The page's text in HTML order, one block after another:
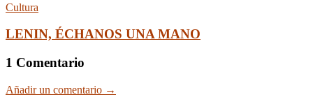
Cultura
LENIN, ÉCHANOS UNA MANO
1 Comentario
Añadir un comentario →